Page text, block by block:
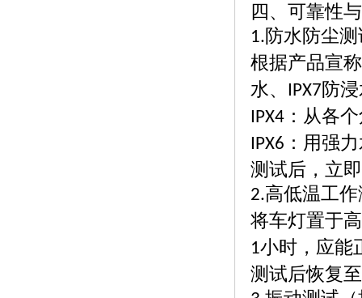
四、可靠性
1.防水防尘
根据产品宣
水、
IPX7防
IPX4 ：从各
IPX6 ：用强
测试后，立
2.高低温工
将车灯置于
1小时，应能
测试后恢复